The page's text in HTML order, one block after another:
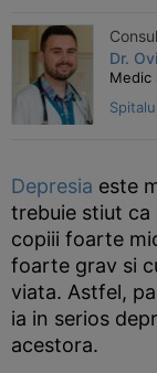
Dr.
Medic
Depresia este
trebuie stiut ca
copiii foarte
foarte grav si
viata. Astfel,
ia in serios
acestora.